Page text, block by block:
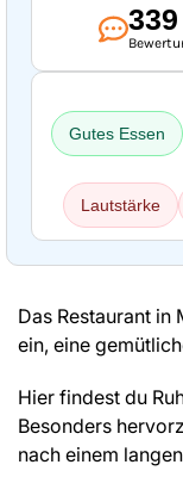
339
Gutes Essen
Lautstärke
Das Restaurant in
ein, eine
Hier findest du
Besonders
nach einem